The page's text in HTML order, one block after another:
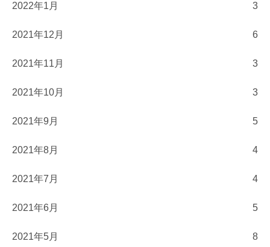
2022年1月 3
2021年12月 6
2021年11月 3
2021年10月 3
2021年9月 5
2021年8月 4
2021年7月 4
2021年6月 5
2021年5月 8